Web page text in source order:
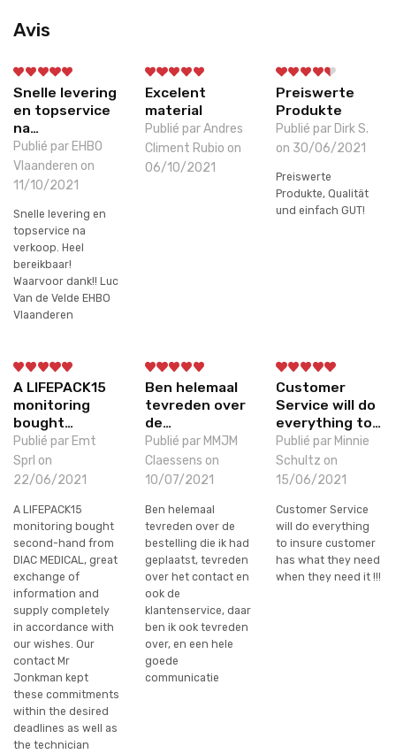
Avis
Snelle levering
en topservice
na…
Publié par EHBO
Vlaanderen on
11/10/2021
Snelle levering en
topservice na
verkoop. Heel
bereikbaar!
Waarvoor dank!! Luc
Van de Velde EHBO
Vlaanderen
Excelent
material
Publié par Andres
Climent Rubio on
06/10/2021
Preiswerte
Produkte
Publié par Dirk S.
on 30/06/2021
Preiswerte
Produkte, Qualität
und einfach GUT!
A LIFEPACK15
monitoring
bought…
Publié par Emt
Sprl on
22/06/2021
A LIFEPACK15
monitoring bought
second-hand from
DIAC MEDICAL, great
exchange of
information and
supply completely
in accordance with
our wishes. Our
contact Mr
Jonkman kept
these commitments
within the desired
deadlines as well as
the technician
Ben helemaal
tevreden over
de…
Publié par MMJM
Claessens on
10/07/2021
Ben helemaal
tevreden over de
bestelling die ik had
geplaatst, tevreden
over het contact en
ook de
klantenservice, daar
ben ik ook tevreden
over, en een hele
goede
communicatie
Customer
Service will do
everything to…
Publié par Minnie
Schultz on
15/06/2021
Customer Service
will do everything
to insure customer
has what they need
when they need it !!!